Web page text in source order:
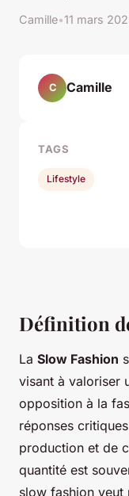
Camille•11 mars
Définition
La Slow Fashion
visant à valoriser
opposition à la
réponses
production et de
quantité est
slow fashion
C Camille
TAGS
Lifestyle